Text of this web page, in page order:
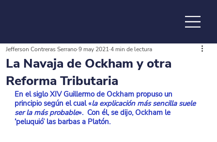
de la
La Navaja de Ockham y otra
Reforma Tributaria
Jefferson Contreras Serrano 9 may 20214 min de lectura
En el siglo XIV Guillermo de Ockham propuso un
principio según el cual «la explicación más sencilla suele
ser la más probable».  Con él, se dijo, Ockham le
‘peluquió’ las barbas a Platón.